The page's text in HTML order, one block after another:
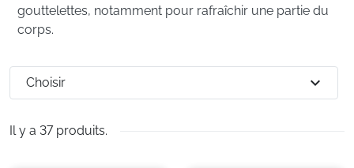
gouttelettes, notamment pour rafraîchir une partie du
corps.
Il y a 37 produits.
Choisir expand_more